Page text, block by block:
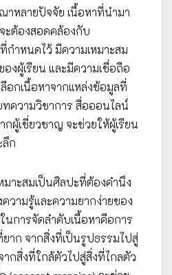
หลายปัจจัย เนื้อหาที่นำมา
ะต้องสอดคล้องกับ
กำหนดไว้ มีความเหมาะสม
งผู้เรียน และมีความเชื่อถือ
อกเนื้อหาจากแหล่งข้อมูลที่
ทความวิชาการ สื่อออนไลน์
ผู้เชี่ยวชาญ จะช่วยให้ผู้เรียน
ก
มาะสมเป็นศิลปะที่ต้องคำนึง
วามรู้และความยากง่ายของ
นการจัดลำดับเนื้อหาคือการ
ยาก จากสิ่งที่เป็นรูปธรรมไปสู่
กสิ่งที่ใกล้ตัวไปสู่สิ่งที่ไกลตัว